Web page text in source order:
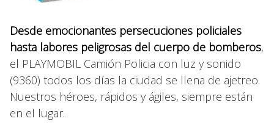
Desde emocionantes persecuciones policiales
hasta labores peligrosas del cuerpo de bomberos,
el PLAYMOBIL Camión Policia con luz y sonido
(9360) todos los días la ciudad se llena de ajetreo.
Nuestros héroes, rápidos y ágiles, siempre están
en el lugar.